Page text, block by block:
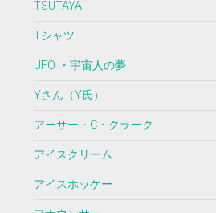
TSUTAYA
Tシャツ
UFO ・宇宙人の夢
Yさん（Y氏）
アーサー・C・クラーク
アイスクリーム
アイスホッケー